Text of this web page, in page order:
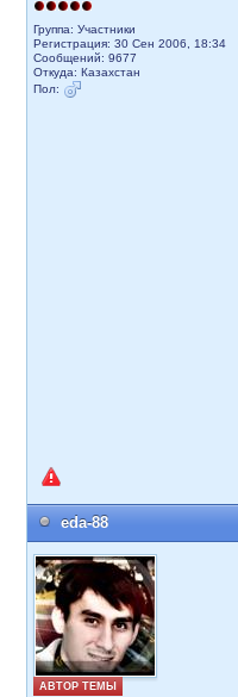
Группа: Участники
Регистрация: 30 Сен 2006, 18:34
Сообщений: 9677
Откуда: Казахстан
Пол:
eda-88
АВТОР ТЕМЫ